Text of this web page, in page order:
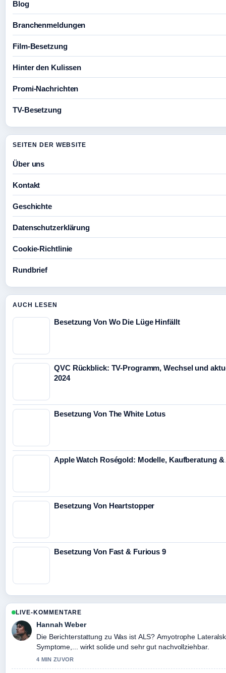
Blog
Branchenmeldungen
Film-Besetzung
Hinter den Kulissen
Promi-Nachrichten
TV-Besetzung
SEITEN DER WEBSITE
Über uns
Kontakt
Geschichte
Datenschutzerklärung
Cookie-Richtlinie
Rundbrief
AUCH LESEN
Besetzung Von Wo Die Lüge Hinfällt
QVC Rückblick: TV-Programm, Wechsel und
2024
Besetzung Von The White Lotus
Apple Watch Roségold: Modelle, Kaufberatung
Besetzung Von Heartstopper
Besetzung Von Fast & Furious 9
LIVE-KOMMENTARE
Hannah Weber
Die Berichterstattung zu Was ist ALS? Amyotrophe
Symptome,... wirkt solide und sehr gut nachvollziehbar.
4 MIN ZUVOR